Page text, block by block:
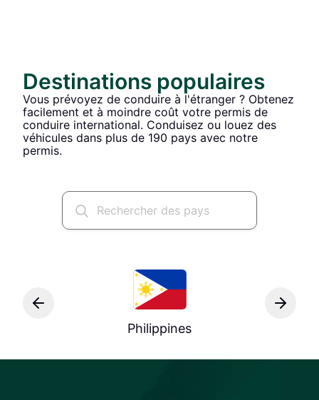
Destinations populaires
Vous prévoyez de conduire à l'étranger ? Obtenez
facilement et à moindre coût votre permis de
conduire international. Conduisez ou louez des
véhicules dans plus de 190 pays avec notre
permis.
Philippines